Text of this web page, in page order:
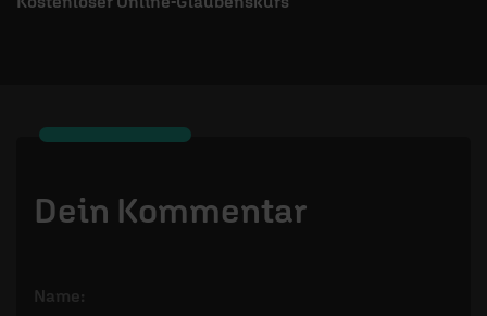
Dein Kommentar
Name: